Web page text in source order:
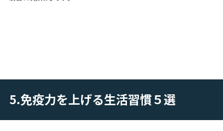
5.免疫力を上げる生活習慣５選